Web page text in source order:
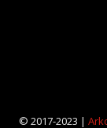
© 2017-2023 |